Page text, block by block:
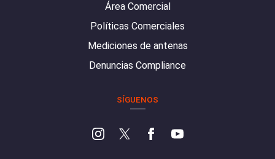
Área Comercial
Políticas Comerciales
Mediciones de antenas
Denuncias Compliance
SÍGUENOS